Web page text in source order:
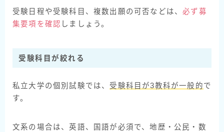
受験日程や受験科目、複数出願の可否などは、必ず募
集要項を確認 しましょう。
受験科目が絞れる
私立大学の個別試験では、 受験科目が3教科が一般的で
す。
文系の場合は、英語、国語が必須で、地歴・公民・数